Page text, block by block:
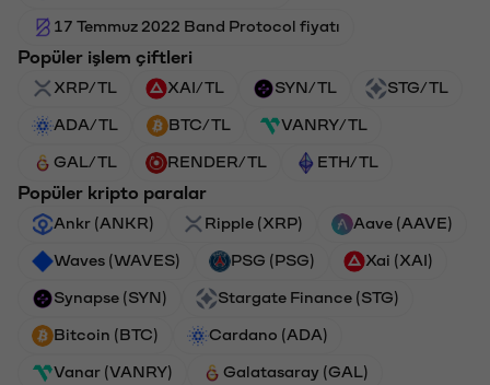
17 Temmuz 2022 Band Protocol fiyatı
Popüler işlem çiftleri
XRP/TL XAI/TL SYN/TL STG/TL
ADA/TL BTC/TL VANRY/TL
GAL/TL RENDER/TL ETH/TL
Popüler kripto paralar
Ankr (ANKR) Ripple (XRP) Aave (AAVE)
Waves (WAVES) PSG (PSG) Xai (XAI)
Synapse (SYN) Stargate Finance (STG)
Bitcoin (BTC) Cardano (ADA)
Vanar (VANRY) Galatasaray (GAL)